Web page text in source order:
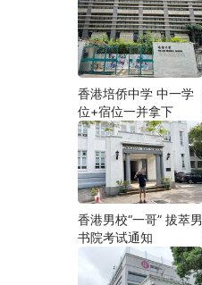
香港培侨中学 中一学
位+宿位一并拿下
香港男校“一哥” 拔萃男
书院考试通知